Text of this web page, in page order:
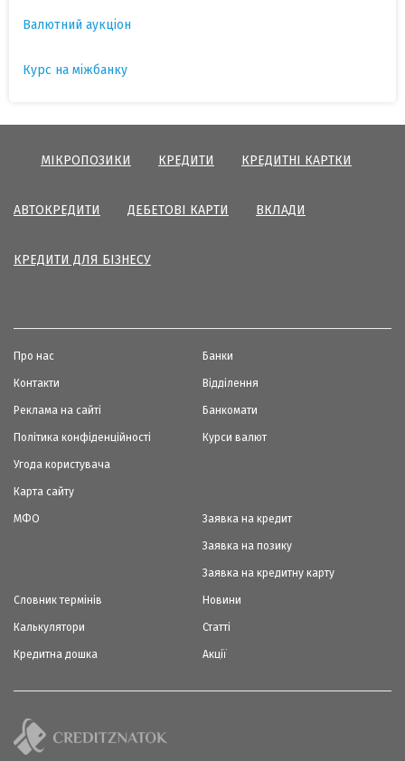
Валютний аукціон
Курс на міжбанку
МІКРОПОЗИКИ КРЕДИТИ КРЕДИТНІ КАРТКИ
АВТОКРЕДИТИ ДЕБЕТОВІ КАРТИ ВКЛАДИ
КРЕДИТИ ДЛЯ БІЗНЕСУ
Про нас
Контакти
Реклама на сайті
Політика конфіденційності
Угода користувача
Карта сайту
Банки
Відділення
Банкомати
Курси валют
МФО Заявка на кредит
Заявка на позику
Заявка на кредитну карту
Словник термінів
Калькулятори
Кредитна дошка
Новини
Статті
Акції